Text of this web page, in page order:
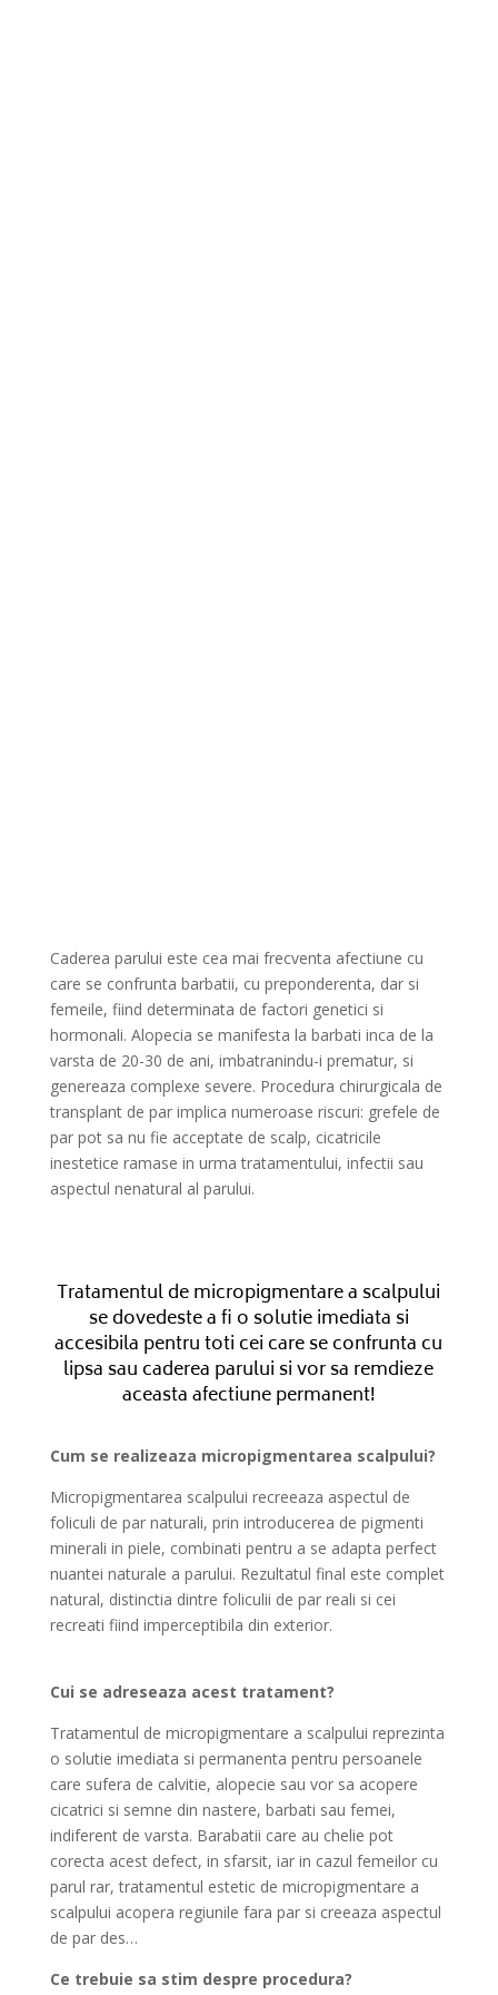
Caderea parului este cea mai frecventa afectiune cu
care se confrunta barbatii, cu preponderenta, dar si
femeile, fiind determinata de factori genetici si
hormonali. Alopecia se manifesta la barbati inca de la
varsta de 20-30 de ani, imbatranindu-i prematur, si
genereaza complexe severe. Procedura chirurgicala de
transplant de par implica numeroase riscuri: grefele de
par pot sa nu fie acceptate de scalp, cicatricile
inestetice ramase in urma tratamentului, infectii sau
aspectul nenatural al parului.
Tratamentul de micropigmentare a scalpului
se dovedeste a fi o solutie imediata si
accesibila pentru toti cei care se confrunta cu
lipsa sau caderea parului si vor sa remdieze
aceasta afectiune permanent!
Cum se realizeaza micropigmentarea scalpului?
Micropigmentarea scalpului recreeaza aspectul de
foliculi de par naturali, prin introducerea de pigmenti
minerali in piele, combinati pentru a se adapta perfect
nuantei naturale a parului. Rezultatul final este complet
natural, distinctia dintre foliculii de par reali si cei
recreati fiind imperceptibila din exterior.
Cui se adreseaza acest tratament?
Tratamentul de micropigmentare a scalpului reprezinta
o solutie imediata si permanenta pentru persoanele
care sufera de calvitie, alopecie sau vor sa acopere
cicatrici si semne din nastere, barbati sau femei,
indiferent de varsta. Barabatii care au chelie pot
corecta acest defect, in sfarsit, iar in cazul femeilor cu
parul rar, tratamentul estetic de micropigmentare a
scalpului acopera regiunile fara par si creeaza aspectul
de par des…
Ce trebuie sa stim despre procedura?